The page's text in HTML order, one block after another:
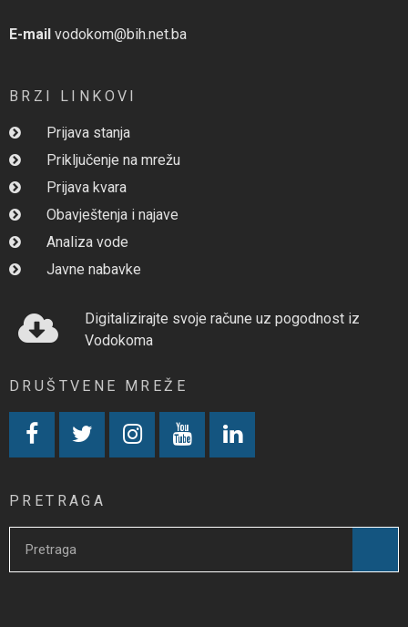
E-mail vodokom@bih.net.ba
BRZI LINKOVI
Prijava stanja
Priključenje na mrežu
Prijava kvara
Obavještenja i najave
Analiza vode
Javne nabavke
Digitalizirajte svoje račune uz pogodnost iz
Vodokoma
DRUŠTVENE MREŽE
PRETRAGA